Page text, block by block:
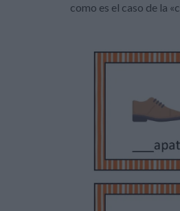
como es el caso de la